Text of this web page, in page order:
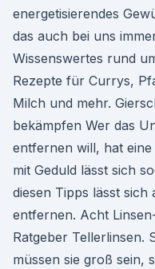
energetisierendes
das auch bei uns
Wissenswertes rund
Rezepte für Currys,
Milch und mehr.
bekämpfen Wer das
entfernen will, hat
mit Geduld lässt sich
diesen Tipps lässt
entfernen. Acht
Ratgeber Tellerlinsen.
müssen sie groß sein,